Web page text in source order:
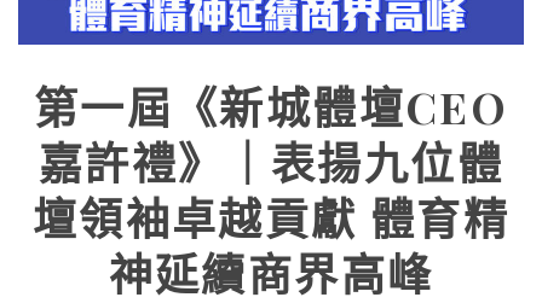
第一屆《新城體壇CEO
嘉許禮》｜表揚九位體
壇領袖卓越貢獻 體育精
神延續商界高峰